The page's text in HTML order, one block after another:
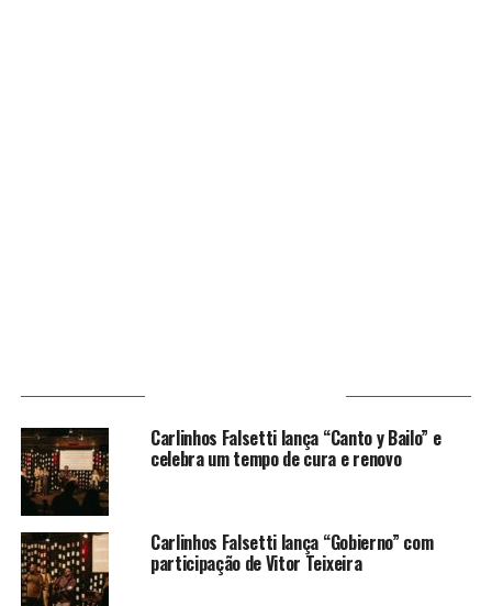
Carlinhos Falsetti lança “Canto y Bailo” e
celebra um tempo de cura e renovo
Carlinhos Falsetti lança “Gobierno” com
participação de Vitor Teixeira